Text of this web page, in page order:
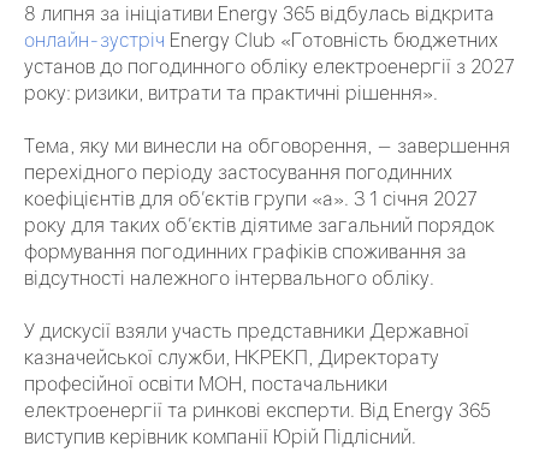
8 липня за ініціативи Energy 365 відбулась відкрита
онлайн-зустріч Energy Club «Готовність бюджетних
установ до погодинного обліку електроенергії з 2027
року: ризики, витрати та практичні рішення».
Тема, яку ми винесли на обговорення, — завершення
перехідного періоду застосування погодинних
коефіцієнтів для об'єктів групи «а». З 1 січня 2027
року для таких об'єктів діятиме загальний порядок
формування погодинних графіків споживання за
відсутності належного інтервального обліку.
У дискусії взяли участь представники Державної
казначейської служби, НКРЕКП, Директорату
професійної освіти МОН, постачальники
електроенергії та ринкові експерти. Від Energy 365
виступив керівник компанії Юрій Підлісний.